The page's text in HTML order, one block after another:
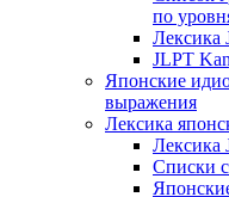
по
Лексика
JLPT
Японские
выражения
Лексика
Лексика
Списки